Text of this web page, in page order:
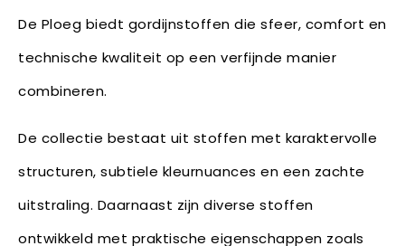
De Ploeg biedt gordijnstoffen die sfeer, comfort en
technische kwaliteit op een verfijnde manier
combineren.
De collectie bestaat uit stoffen met karaktervolle
structuren, subtiele kleurnuances en een zachte
uitstraling. Daarnaast zijn diverse stoffen
ontwikkeld met praktische eigenschappen zoals